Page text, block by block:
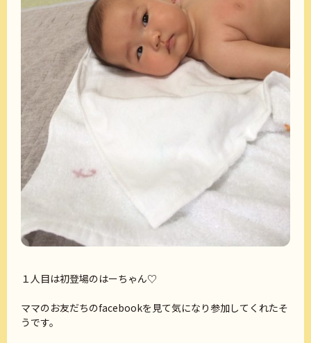
１人目は初登場のはーちゃん♡
ママのお友だちのfacebookを見て気になり参加してくれたそ
うです。